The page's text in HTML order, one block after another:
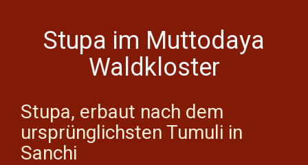
Stupa im Muttodaya
Waldkloster
Stupa, erbaut nach dem
ursprünglichsten Tumuli in
Sanchi